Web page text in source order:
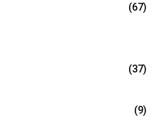
(67)
(37)
(9)